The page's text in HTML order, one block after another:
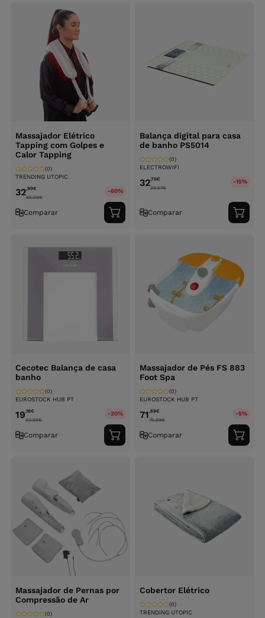
Massajador Elétrico
Tapping com Golpes e
Calor Tapping
TRENDING UTOPIC
(0)
32,90€
86.09€
-60%
Comparar
Adicionar
ao
Balança digital para casa
de banho PS5014
ELECTROWIFI
(0)
32,70€
39.57€
-15%
Comparar
ao
Cecotec Balança de casa
banho
EUROSTOCK HUB PT
(0)
19,18€
23.99€
-20%
Comparar
Adicionar
ao
Massajador de Pés FS 883
Foot Spa
EUROSTOCK HUB PT
(0)
71,69€
75.99€
-5%
Comparar
ao
Massajador de Pernas por
Compressão de Ar
(0)
Cobertor Elétrico
TRENDING UTOPIC
(0)